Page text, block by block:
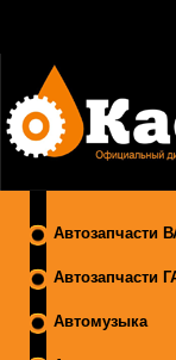
Автозапчасти
Автозапчасти
Автомузыка